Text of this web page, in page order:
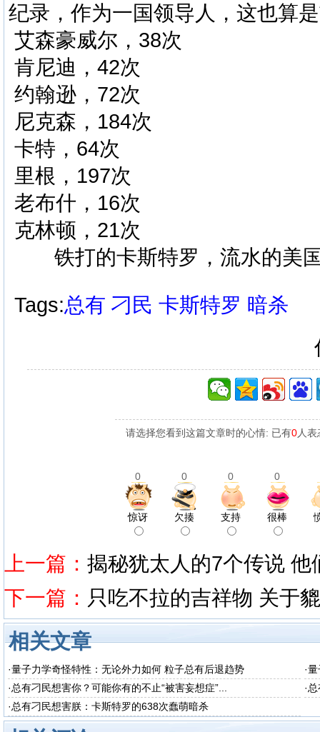
纪录 ，作为一国领导人，这也算
艾森豪威尔，38次
肯尼迪，42次
约翰逊，72次
尼克森，184次
卡特，64次
里根，197次
老布什，16次
克林顿，21次
铁打的卡斯特罗，流水的美国
Tags:总有 刁民 卡斯特罗 暗杀
请选择您看到这篇文章时的心情: 已有0人
0 0 0 0
惊讶 欠揍 支持 很棒
上一篇： 揭秘犹太人的7个传说
下一篇： 只吃不拉的吉祥物 关于
相关文章
·量子力学奇怪特性：无论外力如何 粒子总有后退趋势 ·量
·总有刁民想害你？可能你有的不止“被害妄想症”... ·
·总有刁民想害朕：卡斯特罗的638次蠢萌暗杀